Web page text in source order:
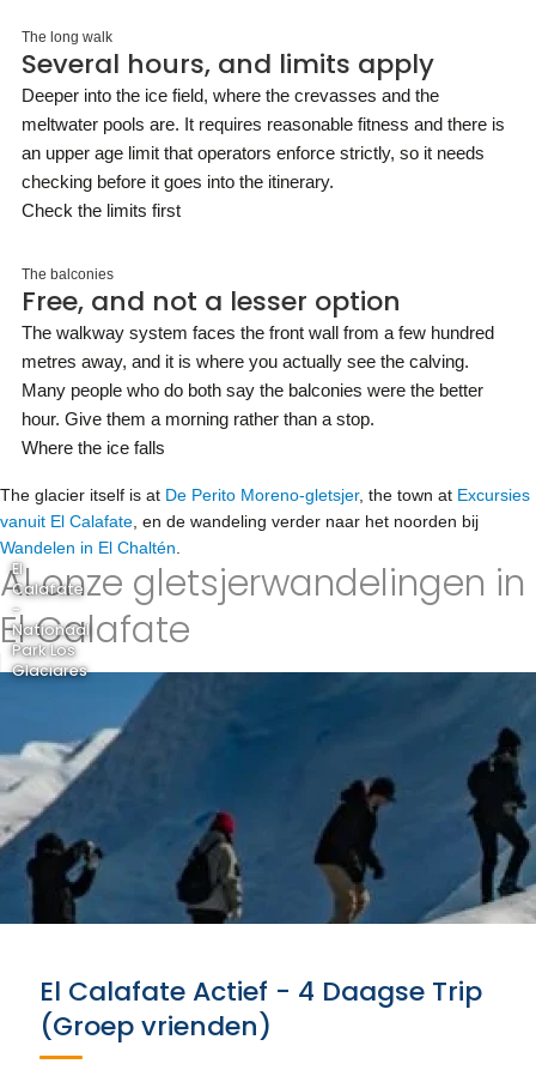
The long walk
Several hours, and limits apply
Deeper into the ice field, where the crevasses and the
meltwater pools are. It requires reasonable fitness and there is
an upper age limit that operators enforce strictly, so it needs
checking before it goes into the itinerary.
Check the limits first
The balconies
Free, and not a lesser option
The walkway system faces the front wall from a few hundred
metres away, and it is where you actually see the calving.
Many people who do both say the balconies were the better
hour. Give them a morning rather than a stop.
Where the ice falls
The glacier itself is at De Perito Moreno-gletsjer, the town at Excursies
vanuit El Calafate , en de wandeling verder naar het noorden bij
Wandelen in El Chaltén
Al onze gletsjerwandelingen in
El Calafate
El
Calafate
-
Nationaal
Park Los
Glaciares
El Calafate Actief - 4 Daagse Trip
(Groep vrienden)